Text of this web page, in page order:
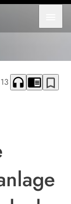
headphones chrome_reader_mode bookmark_border